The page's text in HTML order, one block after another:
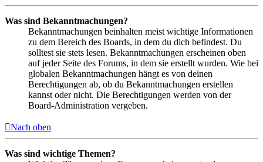
Was sind Bekanntmachungen?
Bekanntmachungen beinhalten meist wichtige Informationen
zu dem Bereich des Boards, in dem du dich befindest. Du
solltest sie stets lesen. Bekanntmachungen erscheinen oben
auf jeder Seite des Forums, in dem sie erstellt wurden. Wie bei
globalen Bekanntmachungen hängt es von deinen
Berechtigungen ab, ob du Bekanntmachungen erstellen
kannst oder nicht. Die Berechtigungen werden von der
Board-Administration vergeben.
Nach oben
Was sind wichtige Themen?